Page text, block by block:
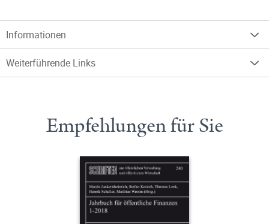
Informationen
Weiterführende Links
Empfehlungen für Sie